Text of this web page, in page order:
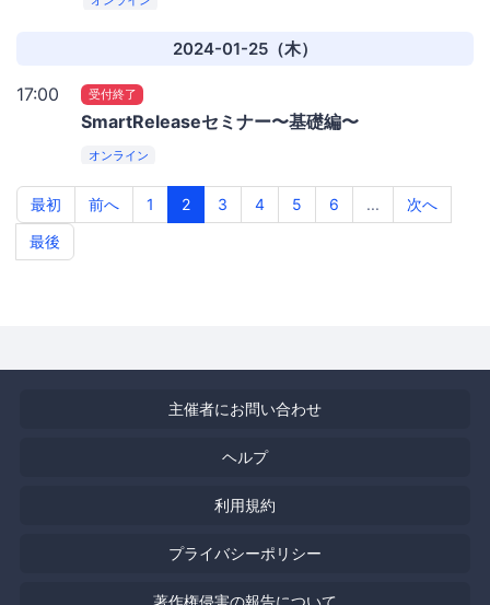
2024-01-25（木）
17:00 受付終了
SmartReleaseセミナー〜基礎編〜
オンライン
最初 前へ 1 2 3 4 5 6 ...
次へ
最後
主催者にお問い合わせ
ヘルプ
利用規約
プライバシーポリシー